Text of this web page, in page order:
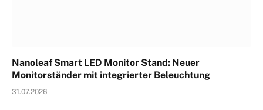
Nanoleaf Smart LED Monitor Stand: Neuer
Monitorständer mit integrierter Beleuchtung
31.07.2026